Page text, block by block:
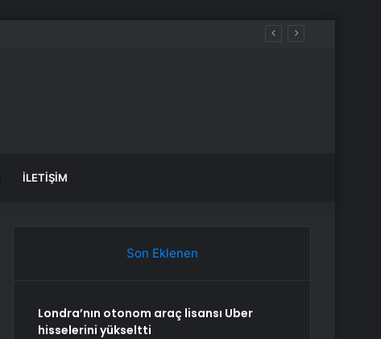
İLETIŞIM
Son Eklenen
Londra’nın otonom araç lisansı Uber
hisselerini yükseltti